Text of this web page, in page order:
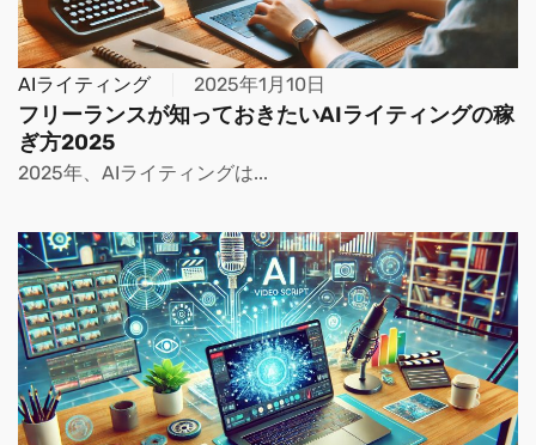
AIライティング 2025年1月10日
フリーランスが知っておきたいAIライティングの稼
ぎ方2025
2025年、AIライティングは...